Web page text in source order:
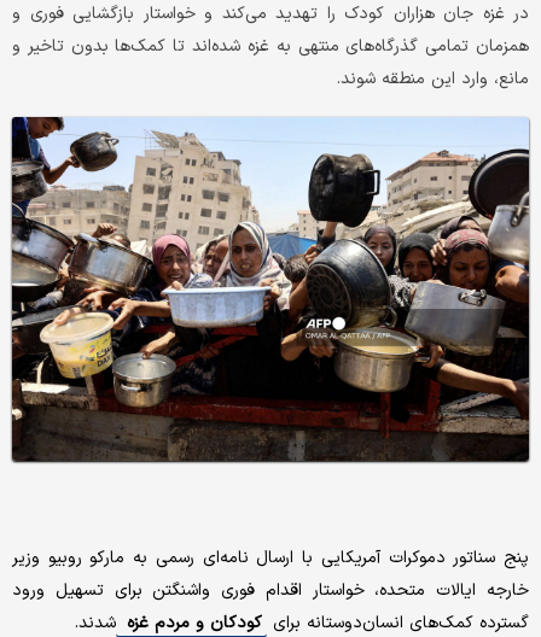
در غزه جان هزاران کودک را تهدید می‌کند و خواستار بازگشایی فوری و
همزمان تمامی گذرگاه‌های منتهی به غزه شده‌اند تا کمک‌ها بدون تاخیر و
مانع، وارد این منطقه شوند.
پنج سناتور دموکرات آمریکایی با ارسال نامه‌ای رسمی به مارکو روبیو وزیر
خارجه ایالات متحده، خواستار اقدام فوری واشنگتن برای تسهیل ورود
گسترده کمک‌های انسان‌دوستانه برای کودکان و مردم غزه شدند.